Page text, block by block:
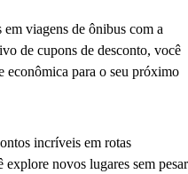
viagens de ônibus com a
de cupons de desconto, você
econômica para o seu próximo
incríveis em rotas
novos lugares sem pesar